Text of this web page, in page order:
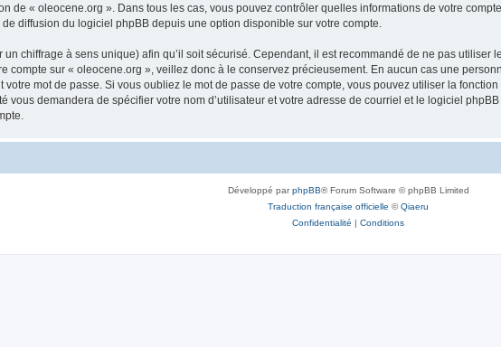
de « oleocene.org ». Dans tous les cas, vous pouvez contrôler quelles informations de votre
diffusion du logiciel phpBB depuis une option disponible sur votre compte.
un chiffrage à sens unique) afin qu’il soit sécurisé. Cependant, il est recommandé de ne pas utiliser
compte sur « oleocene.org », veillez donc à le conservez précieusement. En aucun cas une
mot de passe. Si vous oubliez le mot de passe de votre compte, vous pouvez utiliser la
vous demandera de spécifier votre nom d’utilisateur et votre adresse de courriel et le logiciel
Développé parphpBB® Forum Software © phpBB Limited
Traduction française officielle ©Qiaeru
Confidentialité | Conditions